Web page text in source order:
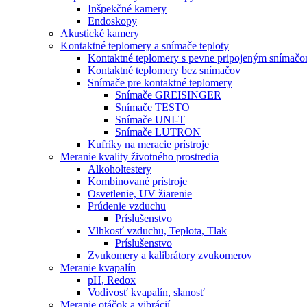
Inšpekčné kamery
Endoskopy
Akustické kamery
Kontaktné teplomery a snímače teploty
Kontaktné teplomery s pevne pripojeným
Kontaktné teplomery bez snímačov
Snímače pre kontaktné teplomery
Snímače GREISINGER
Snímače TESTO
Snímače UNI-T
Snímače LUTRON
Kufríky na meracie prístroje
Meranie kvality životného prostredia
Alkoholtestery
Kombinované prístroje
Osvetlenie, UV žiarenie
Prúdenie vzduchu
Príslušenstvo
Vlhkosť vzduchu, Teplota, Tlak
Príslušenstvo
Zvukomery a kalibrátory zvukomerov
Meranie kvapalín
pH, Redox
Vodivosť kvapalín, slanosť
Meranie otáčok a vibrácií